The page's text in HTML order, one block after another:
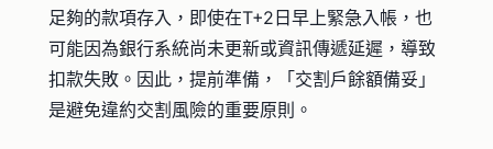
足夠的款項存入，即使在T+2日早上緊急入帳，也
可能因為銀行系統尚未更新或資訊傳遞延遲，導致
扣款失敗。因此，提前準備，「交割戶餘額備妥」
是避免違約交割風險的重要原則。